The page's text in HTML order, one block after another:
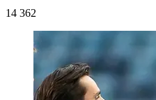
14 362